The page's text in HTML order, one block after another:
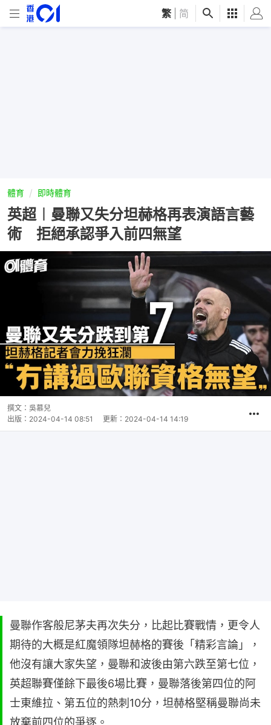
繁 简
體育 即時體育
英超︱曼聯又失分坦赫格再表演語言藝
術 拒絕承認爭入前四無望
撰文： 吳慕兒
出版： 2024-04-14 08:51 更新： 2024-04-14 14:19
曼聯作客般尼茅夫再次失分，比起比賽戰情，更令人
期待的大概是紅魔領隊坦赫格的賽後「精彩言論」，
他沒有讓大家失望，曼聯和波後由第六跌至第七位，
英超聯賽僅餘下最後6場比賽，曼聯落後第四位的阿
士東維拉、第五位的熱刺10分，坦赫格堅稱曼聯尚未
放棄前四位的爭逐。